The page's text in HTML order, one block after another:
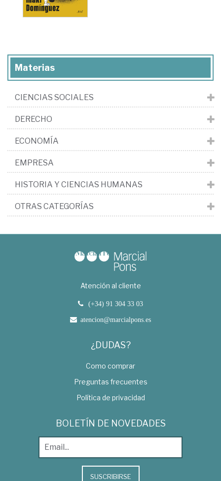
Materias
CIENCIAS SOCIALES
DERECHO
ECONOMÍA
EMPRESA
HISTORIA Y CIENCIAS HUMANAS
OTRAS CATEGORÍAS
Atención al cliente
(+34) 91 304 33 03
atencion@marcialpons.es
¿DUDAS?
Como comprar
Preguntas frecuentes
Política de privacidad
BOLETÍN DE NOVEDADES
SUSCRIBIRSE